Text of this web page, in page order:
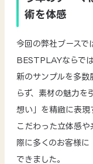
術を体感
今回の弊社ブースで
BESTPLAYならで
新のサンプルを多数
らず、素材の魅力を
想い」を精緻に表現
こだわった立体感や
際に多くのお客様に
できました。